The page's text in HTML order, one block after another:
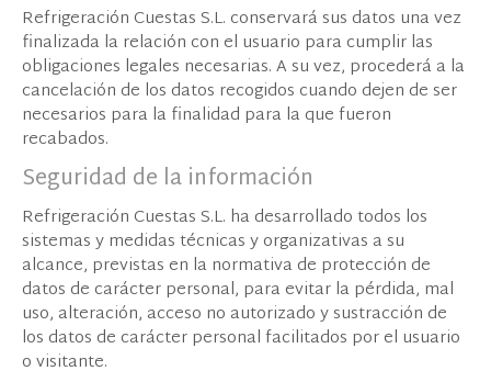
Refrigeración Cuestas S.L. conservará sus datos una vez
finalizada la relación con el usuario para cumplir las
obligaciones legales necesarias. A su vez, procederá a la
cancelación de los datos recogidos cuando dejen de ser
necesarios para la finalidad para la que fueron
recabados.
Seguridad de la información
Refrigeración Cuestas S.L. ha desarrollado todos los
sistemas y medidas técnicas y organizativas a su
alcance, previstas en la normativa de protección de
datos de carácter personal, para evitar la pérdida, mal
uso, alteración, acceso no autorizado y sustracción de
los datos de carácter personal facilitados por el usuario
o visitante.